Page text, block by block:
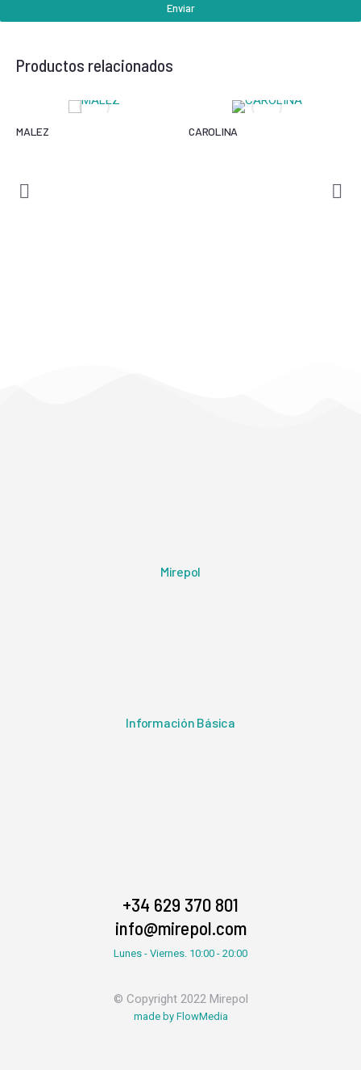
Enviar
Productos relacionados
MALEZ CAROLINA
Mirepol
Información Básica
+34 629 370 801
info@mirepol.com
Lunes - Viernes. 10:00 - 20:00
© Copyright 2022 Mirepol
made by FlowMedia